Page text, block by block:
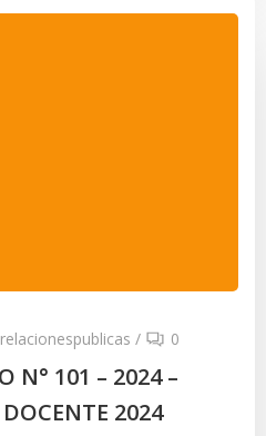
/ 0
N° 101 – 2024 –
2024